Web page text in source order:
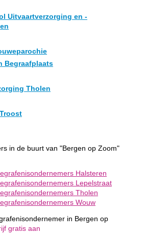
Uitvaartverzorging en -
Begraafplaats
Tholen
in de buurt van "Bergen op Zoom"
Halsteren
Lepelstraat
Tholen
Wouw
in Bergen op
gratis aan